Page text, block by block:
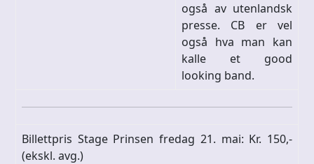
også av utenlandsk
presse. CB er vel
også hva man kan
kalle et good
looking band.
Billettpris Stage Prinsen fredag 21. mai: Kr. 150,-
(ekskl. avg.)